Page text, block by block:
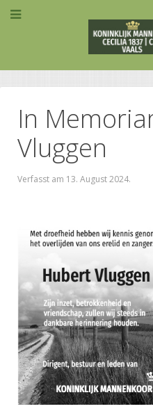
In
Vluggen
Verfasst am 13. August 2024.